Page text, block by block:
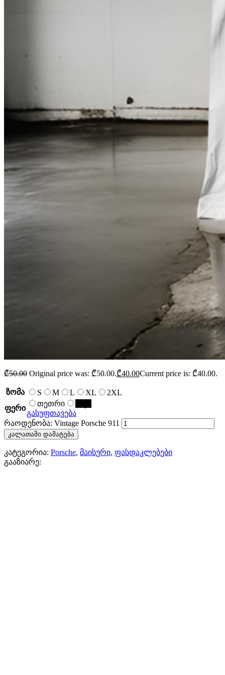
₾50.00 Original price was: ₾50.00.₾40.00Current price is: ₾40.00.
ზომა S M L XL
2XL
ფერი
თეთრი
გასუფთავება
რაოდენობა: Vintage Porsche 911
კალათაში დამატება
კატეგორია: Porsche, მაისური, ფასდაკლებები
გააზიარე: